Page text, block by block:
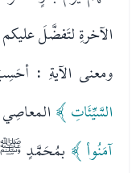
الآخرةِ لتَفضَّلَ
ومعنى الآيةِ :
السَّيِّئَاتِ ﴾ المعاصِي
آمَنُواْ ﴾ بمُحَمَّدٍ ﷺ